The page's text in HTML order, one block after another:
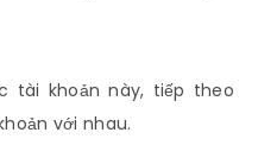
tài khoản này, tiếp theo
với nhau.